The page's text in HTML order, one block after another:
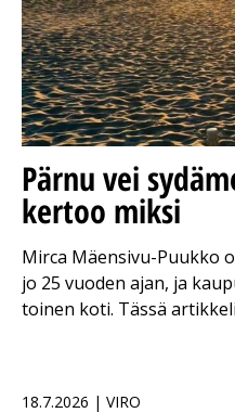
Pärnu vei
kertoo miksi
Mirca Mäensivu-Puukko
jo 25 vuoden ajan, ja
toinen koti. Tässä
18.7.2026 | VIRO